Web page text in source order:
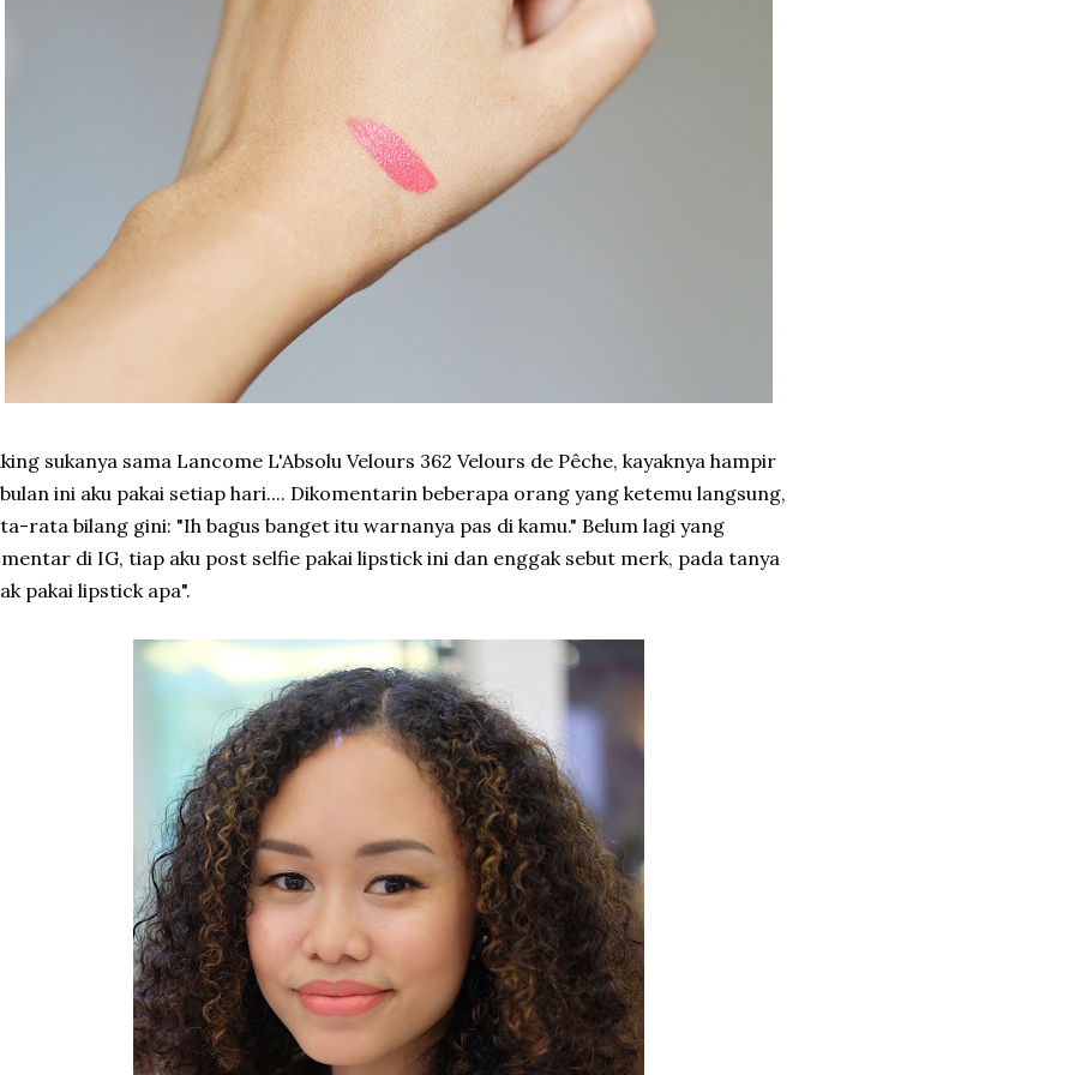
sukanya sama Lancome L'Absolu Velours 362 Velours de Pêche, kayaknya hampir
ini aku pakai setiap hari.... Dikomentarin beberapa orang yang ketemu langsung,
rata bilang gini: "Ih bagus banget itu warnanya pas di kamu." Belum lagi yang
di IG, tiap aku post selfie pakai lipstick ini dan enggak sebut merk, pada tanya
pakai lipstick apa".